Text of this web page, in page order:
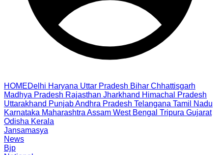
HOMEDelhi Haryana Uttar Pradesh Bihar Chhattisgarh
Madhya Pradesh Rajasthan Jharkhand Himachal Pradesh
Uttarakhand PunjabAndhra Pradesh Telangana Tamil Nadu
Karnataka Maharashtra Assam West Bengal Tripura Gujarat
Odisha Kerala
Jansamasya
News
Bjp